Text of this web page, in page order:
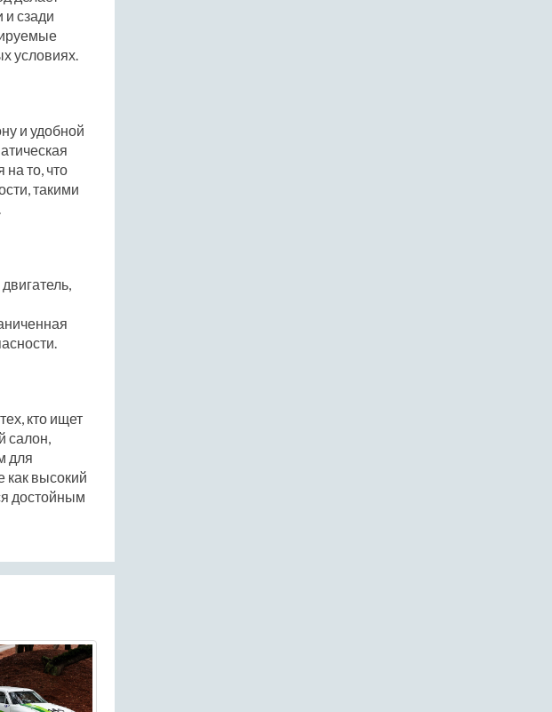
сзади
условиях.
и удобной
то, что
такими
кто ищет
салон,
для
как высокий
достойным